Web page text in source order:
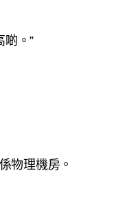
啲。”
物理機房。